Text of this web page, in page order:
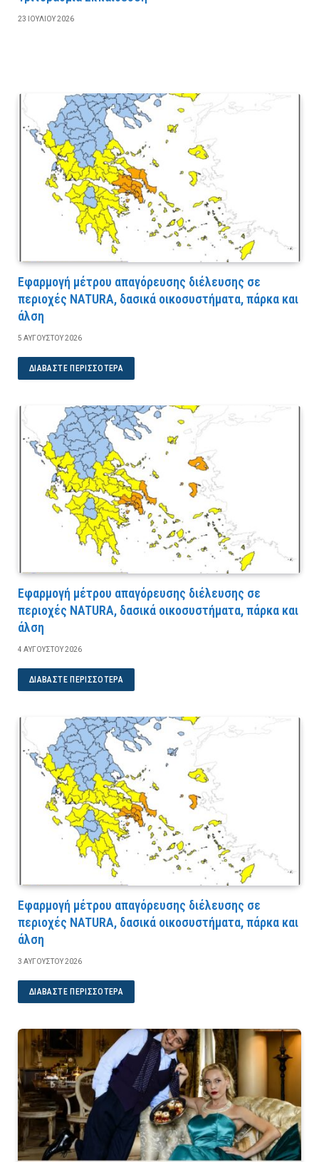
23 ΙΟΥΛΊΟΥ 2026
Εφαρμογή μέτρου απαγόρευσης διέλευσης σε
περιοχές NATURA, δασικά οικοσυστήματα, πάρκα και
άλση
5 ΑΥΓΟΎΣΤΟΥ 2026
ΔΙΑΒΆΣΤΕ ΠΕΡΙΣΣΌΤΕΡΑ
Εφαρμογή μέτρου απαγόρευσης διέλευσης σε
περιοχές NATURA, δασικά οικοσυστήματα, πάρκα και
άλση
4 ΑΥΓΟΎΣΤΟΥ 2026
ΔΙΑΒΆΣΤΕ ΠΕΡΙΣΣΌΤΕΡΑ
Εφαρμογή μέτρου απαγόρευσης διέλευσης σε
περιοχές NATURA, δασικά οικοσυστήματα, πάρκα και
άλση
3 ΑΥΓΟΎΣΤΟΥ 2026
ΔΙΑΒΆΣΤΕ ΠΕΡΙΣΣΌΤΕΡΑ